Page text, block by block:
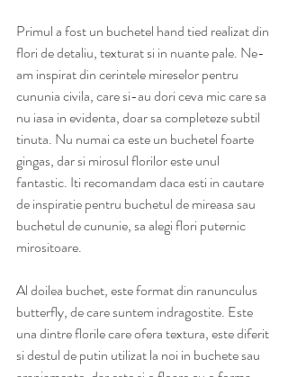
Primul a fost un buchetel hand tied realizat din
flori de detaliu, texturat si in nuante pale. Ne-
am inspirat din cerintele mireselor pentru
cununia civila, care si-au dori ceva mic care sa
nu iasa in evidenta, doar sa completeze subtil
tinuta. Nu numai ca este un buchetel foarte
gingas, dar si mirosul florilor este unul
fantastic. Iti recomandam daca esti in cautare
de inspiratie pentru buchetul de mireasa sau
buchetul de cununie, sa alegi flori puternic
mirositoare.
Al doilea buchet, este format din ranunculus
butterfly, de care suntem indragostite. Este
una dintre florile care ofera textura, este diferit
si destul de putin utilizat la noi in buchete sau